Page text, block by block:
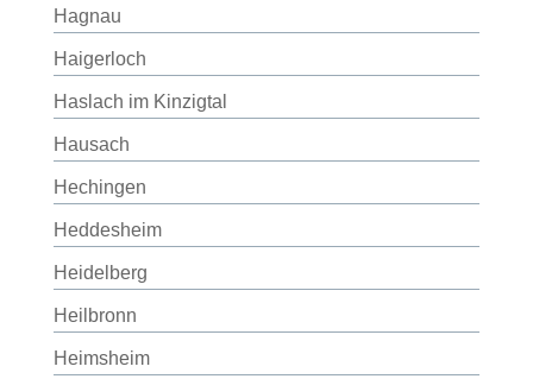
Hagnau
Haigerloch
Haslach im Kinzigtal
Hausach
Hechingen
Heddesheim
Heidelberg
Heilbronn
Heimsheim